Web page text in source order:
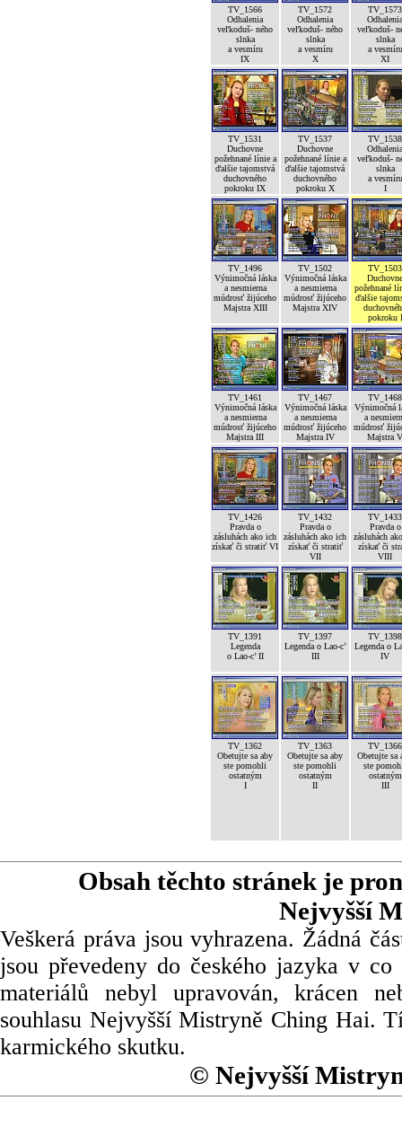
TV_1566
Odhalenia
veľkoduš- ného
slnka
a vesmíru
IX
TV_1572
Odhalenia
veľkoduš- ného
slnka
a vesmíru
X
TV_1573
Odhalenia
veľkoduš-
slnka
a vesmíru
XI
TV_1531
Duchovne
požehnané línie a
ďalšie tajomstvá
duchovného
pokroku IX
TV_1537
Duchovne
požehnané línie a
ďalšie tajomstvá
duchovného
pokroku X
TV_1538
Odhalenia
veľkoduš-
slnka
a vesmíru
I
TV_1496
Výnimočná láska
a nesmierna
múdrosť žijúceho
Majstra XIII
TV_1502
Výnimočná láska
a nesmierna
múdrosť žijúceho
Majstra XIV
TV_1503
Duchovne
požehnané
ďalšie
pokroku I
TV_1461
Výnimočná láska
a nesmierna
múdrosť žijúceho
Majstra III
TV_1467
Výnimočná láska
a nesmierna
múdrosť žijúceho
Majstra IV
TV_1468
Výnimočná
a
múdrosť
Majstra V
TV_1426
Pravda o
zásluhách ako ich
získať či stratiť VI
TV_1432
Pravda o
zásluhách ako ich
získať či stratiť
VII
TV_1433
Pravda o
zásluhách
získať či
VIII
TV_1391
Legenda
o Lao-c’ II
TV_1397
Legenda o Lao-c’
III
TV_1398
Legenda o
IV
TV_1362
Obetujte sa aby
ste pomohli
ostatným
I
TV_1363
Obetujte sa aby
ste pomohli
ostatným
II
TV_1366
Obetujte sa
ste
ostatným
III
Obsah těchto stránek je
Nejvyšší
Veškerá práva jsou vyhrazena. Žádná
jsou převedeny do českého jazyka v
materiálů nebyl upravován, krácen
souhlasu Nejvyšší Mistryně Ching Hai.
karmického skutku.
© Nejvyšší